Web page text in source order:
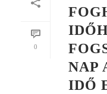
0
NAP
IDŐ